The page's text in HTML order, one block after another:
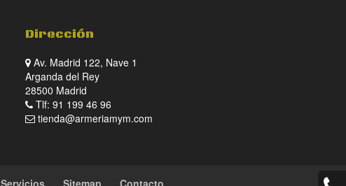
Dirección
Av. Madrid 122, Nave 1
Arganda del Rey
28500 Madrid
Tlf: 91 199 46 96
tienda@armeriamym.com